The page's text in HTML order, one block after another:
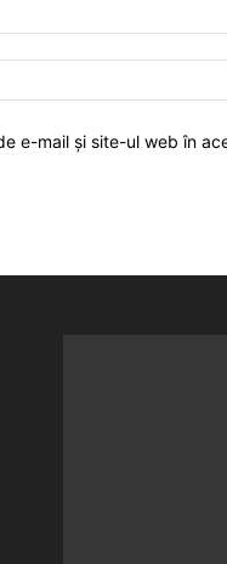
e-mail și site-ul web în